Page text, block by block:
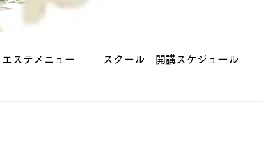
エステメニュー スクール｜開講スケジュール